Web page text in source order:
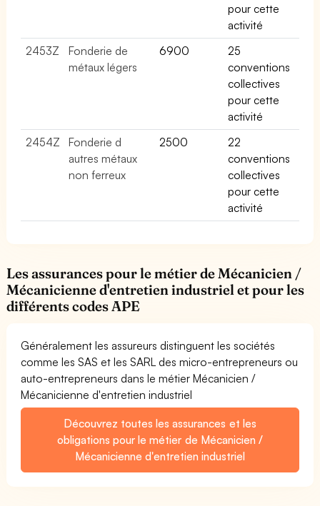
pour cette
activité
2453Z
Fonderie de
métaux légers
6900
25
conventions
collectives
pour cette
activité
2454Z
Fonderie d
autres métaux
non ferreux
2500
22
conventions
collectives
pour cette
activité
Les assurances pour le métier de Mécanicien /
Mécanicienne d'entretien industriel et pour les
différents codes APE
Généralement les assureurs distinguent les sociétés
comme les SAS et les SARL des micro-entrepreneurs ou
auto-entrepreneurs dans le métier Mécanicien /
Mécanicienne d'entretien industriel
Découvrez toutes les assurances et les
obligations pour le métier de Mécanicien /
Mécanicienne d'entretien industriel